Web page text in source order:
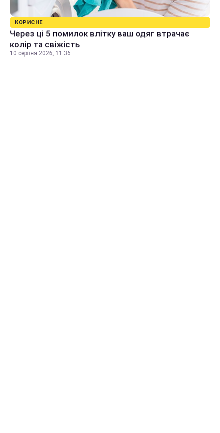
КОРИСНЕ
Через ці 5 помилок влітку ваш одяг втрачає
колір та свіжість
10 серпня 2026, 11:36